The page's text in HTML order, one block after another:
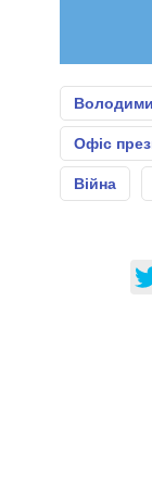
Офіс
Війна